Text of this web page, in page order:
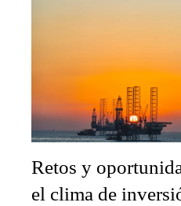
Retos y
el clima de